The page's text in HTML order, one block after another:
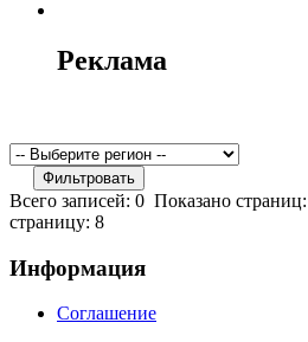
Реклама
Всего записей: 0 Показано страниц:
страницу: 8
Информация
Соглашение